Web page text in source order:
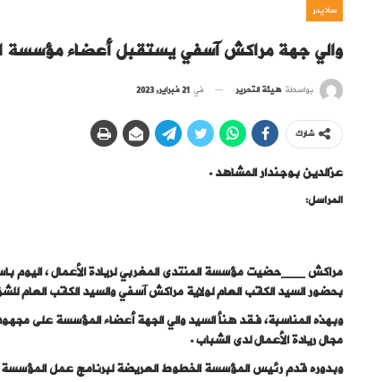
سلايدر
والي جهة مراكش آسفي يستقبل أعضاء مؤسسة
بواسطة هيئة التحرير في 21 فبراير, 2023
شارك
عزالدين بوجندار المشاهد .
المراسل:
مراكش ___حضيت مؤسسة المنتدى المغربي لريادة الأعمال ،
بحضور السيد الكاتب العام لولاية مراكش آسفي والسيد الكاتب العام
وبهذه المناسبة، فقد هنأ السيد والي الجهة أعضاء المؤسسة على
مجال ريادة الأعمال لدى الشباب .
وبدوره قدم رئيس المؤسسة الخطوط العريضة لبرنامج عمل المؤسسة